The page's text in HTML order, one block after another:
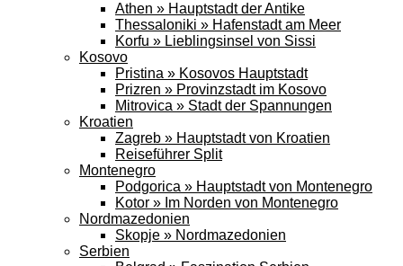
Athen » Hauptstadt der Antike
Thessaloniki » Hafenstadt am Meer
Korfu » Lieblingsinsel von Sissi
Kosovo
Pristina » Kosovos Hauptstadt
Prizren » Provinzstadt im Kosovo
Mitrovica » Stadt der Spannungen
Kroatien
Zagreb » Hauptstadt von Kroatien
Reiseführer Split
Montenegro
Podgorica » Hauptstadt von Montenegro
Kotor » Im Norden von Montenegro
Nordmazedonien
Skopje » Nordmazedonien
Serbien